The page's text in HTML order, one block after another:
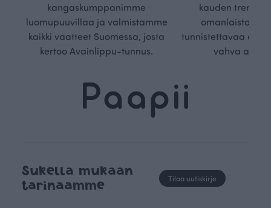
kangaskumppanimme
luomupuuvillaa ja valmistamme
kaikki vaatteet Suomessa, josta
kertoo Avainlippu-tunnus.
kauden
omanlaista,
tunnistettavaa
vahva
Sukella mukaan
tarinaamme
Tilaa uutiskirje